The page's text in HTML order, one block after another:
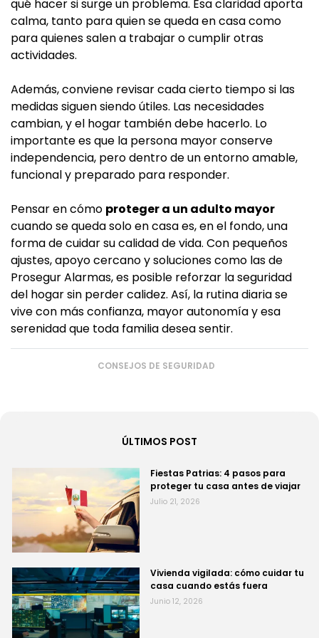
qué hacer si surge un problema. Esa claridad aporta
calma, tanto para quien se queda en casa como
para quienes salen a trabajar o cumplir otras
actividades.
Además, conviene revisar cada cierto tiempo si las
medidas siguen siendo útiles. Las necesidades
cambian, y el hogar también debe hacerlo. Lo
importante es que la persona mayor conserve
independencia, pero dentro de un entorno amable,
funcional y preparado para responder.
Pensar en cómo proteger a un adulto mayor
cuando se queda solo en casa es, en el fondo, una
forma de cuidar su calidad de vida. Con pequeños
ajustes, apoyo cercano y soluciones como las de
Prosegur Alarmas, es posible reforzar la seguridad
del hogar sin perder calidez. Así, la rutina diaria se
vive con más confianza, mayor autonomía y esa
serenidad que toda familia desea sentir.
CONSEJOS DE SEGURIDAD
ÚLTIMOS POST
Fiestas Patrias: 4 pasos para
proteger tu casa antes de viajar
Julio 21, 2026
Vivienda vigilada: cómo cuidar tu
casa cuando estás fuera
Junio 12, 2026